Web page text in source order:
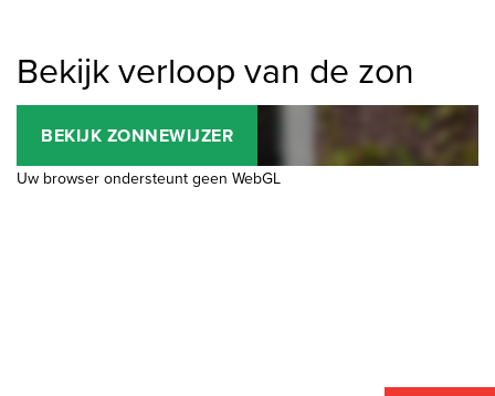
Bekijk verloop van de zon
BEKIJK ZONNEWIJZER
Uw browser ondersteunt geen WebGL